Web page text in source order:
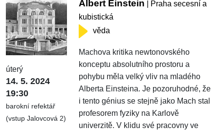
úterý
14. 5. 2024
19:30
barokní refektář
(vstup Jalovcová 2)
Albert Einstein | Praha secesní a
kubistická
věda
Machova kritika newtonovského
konceptu absolutního prostoru a
pohybu měla velký vliv na mladého
Alberta Einsteina. Je pozoruhodné, že
i tento génius se stejně jako Mach stal
profesorem fyziky na Karlově
univerzitě. V klidu své pracovny ve